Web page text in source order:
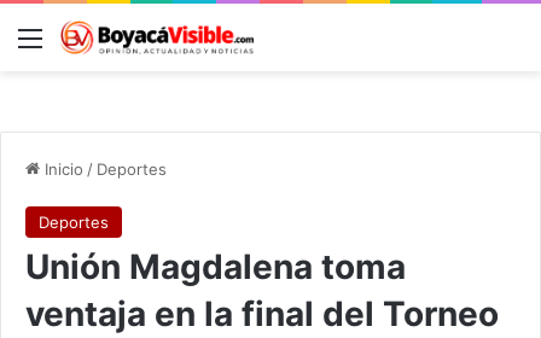
Menú
Inicio / Deportes
Deportes
Unión Magdalena toma
ventaja en la final del Torneo